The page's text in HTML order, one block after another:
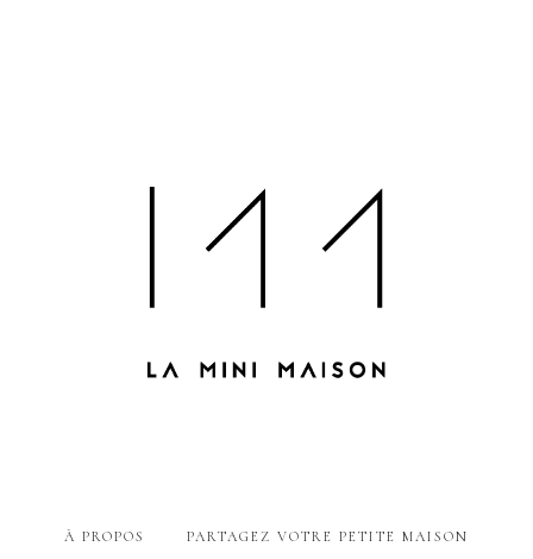
À PROPOS PARTAGEZ VOTRE PETITE MAISON